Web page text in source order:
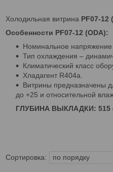
Холодильная витрина PF07-12
Особенности PF07-12 (ODA):
Номинальное напряжение
Тип охлаждения –
Климатический класс
Хладагент R404a.
Витрины предназначены
до +25 и относительной
ГЛУБИНА ВЫКЛАДКИ: 515